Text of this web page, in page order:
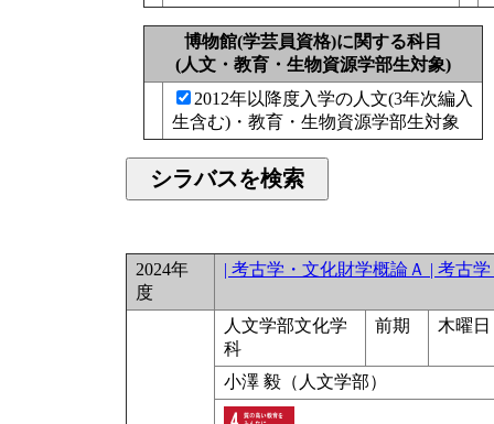
博物館(学芸員資格)に関する科目
(人文・教育・生物資源学部生対象)
2012年以降度入学の人文(3年次編入
生含む)・教育・生物資源学部生対象
2024年
度
| 考古学・文化財学概論Ａ | 考古
人文学部文化学
科
前期 木曜日
小澤 毅（人文学部）